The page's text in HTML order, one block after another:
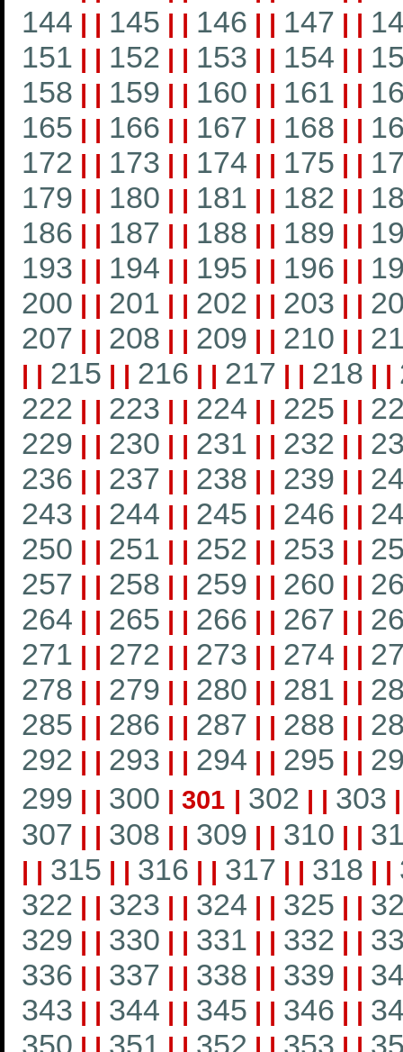
144 | | 145 | | 146 | | 147 | |
151 | | 152 | | 153 | | 154 | |
158 | | 159 | | 160 | | 161 | |
165 | | 166 | | 167 | | 168 | |
172 | | 173 | | 174 | | 175 | |
179 | | 180 | | 181 | | 182 | |
186 | | 187 | | 188 | | 189 | |
193 | | 194 | | 195 | | 196 | |
200 | | 201 | | 202 | | 203 | |
207 | | 208 | | 209 | | 210 | |
| | 215 | | 216 | | 217 | | 218 | |
222 | | 223 | | 224 | | 225 | |
229 | | 230 | | 231 | | 232 | |
236 | | 237 | | 238 | | 239 | |
243 | | 244 | | 245 | | 246 | |
250 | | 251 | | 252 | | 253 | |
257 | | 258 | | 259 | | 260 | |
264 | | 265 | | 266 | | 267 | |
271 | | 272 | | 273 | | 274 | |
278 | | 279 | | 280 | | 281 | |
285 | | 286 | | 287 | | 288 | |
292 | | 293 | | 294 | | 295 | |
299 | | 300 | 301 | 302 | | 303
307 | | 308 | | 309 | | 310 | |
| | 315 | | 316 | | 317 | | 318 | |
322 | | 323 | | 324 | | 325 | |
329 | | 330 | | 331 | | 332 | |
336 | | 337 | | 338 | | 339 | |
343 | | 344 | | 345 | | 346 | |
350
351 352 353